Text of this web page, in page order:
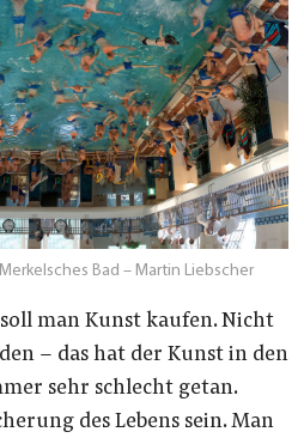
Bad – Martin Liebscher
man Kunst kaufen. Nicht
– das hat der Kunst in den
sehr schlecht getan.
des Lebens sein. Man